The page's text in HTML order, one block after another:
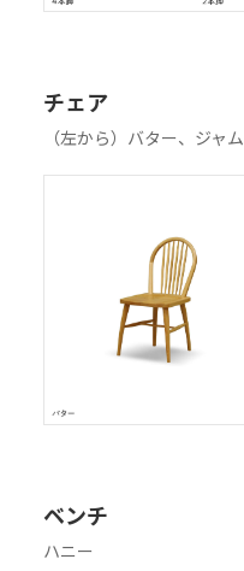
チェア
（左から）バター、ジャム
ベンチ
ハニー